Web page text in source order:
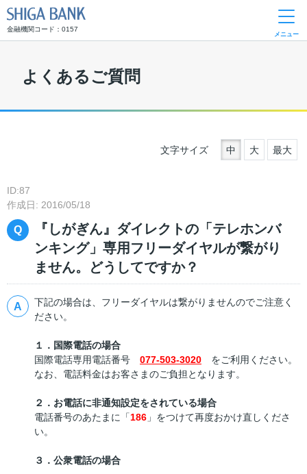
金融機関コード：0157
メニュー
よくあるご質問
文字サイズ 中 大 最大
ID:87
作成日: 2016/05/18
『しがぎん』ダイレクトの「テレホンバ
ンキング」専用フリーダイヤルが繋がり
ません。どうしてですか？
下記の場合は、フリーダイヤルは繋がりませんのでご注意く
ださい。
１．国際電話の場合
国際電話専用電話番号 077-503-3020
をご利用ください。
なお、電話料金はお客さまのご負担となります。
２．お電話に非通知設定をされている場合
電話番号のあたまに「186 」をつけて再度おかけ直しくださ
い。
３．公衆電話の場合